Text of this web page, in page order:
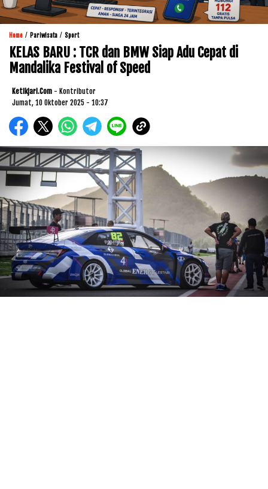
Home / Pariwisata / Sport
KELAS BARU : TCR dan BMW Siap Adu Cepat di
Mandalika Festival of Speed
Ketikjari.com - Kontributor
Jumat, 10 Oktober 2025 - 10:37